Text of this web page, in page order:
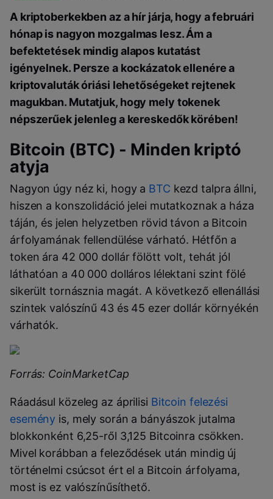
A kriptoberkekben az a hír járja, hogy a februári
hónap is nagyon mozgalmas lesz. Ám a
befektetések mindig alapos kutatást
igényelnek. Persze a kockázatok ellenére a
kriptovaluták óriási lehetőségeket rejtenek
magukban. Mutatjuk, hogy mely tokenek
népszerűek jelenleg a kereskedők körében!
Bitcoin (BTC) - Minden kriptó
atyja
Nagyon úgy néz ki, hogy a BTC kezd talpra állni,
hiszen a konszolidáció jelei mutatkoznak a háza
táján, és jelen helyzetben rövid távon a Bitcoin
árfolyamának fellendülése várható. Hétfőn a
token ára 42 000 dollár fölött volt, tehát jól
láthatóan a 40 000 dolláros lélektani szint fölé
sikerült tornásznia magát. A következő ellenállási
szintek valószínű 43 és 45 ezer dollár környékén
várhatók.
Forrás: CoinMarketCap
Ráadásul közeleg az áprilisi Bitcoin felezési
esemény is, mely során a bányászok jutalma
blokkonként 6,25-ről 3,125 Bitcoinra csökken.
Mivel korábban a feleződések után mindig új
történelmi csúcsot ért el a Bitcoin árfolyama,
most is ez valószínűsíthető.